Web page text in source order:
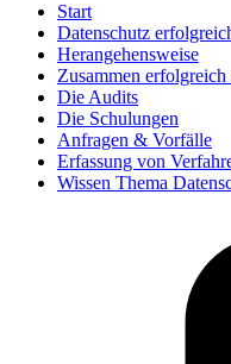
Start
Datenschutz
Herangehensweise
Zusammen erfolgreich
Die Audits
Die Schulungen
Anfragen & Vorfälle
Erfassung von
Wissen Thema